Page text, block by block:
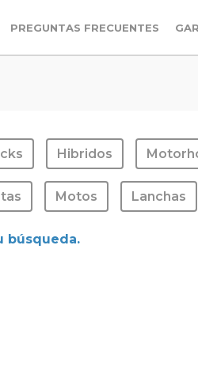
PREGUNTAS FRECUENTES
Hibridos
Motos Lanchas
búsqueda.